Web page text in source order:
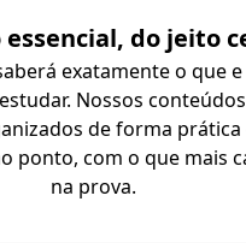
essencial, do jeito
exatamente o que e
Nossos conteúdos
de forma prática
ponto, com o que mais
na prova.